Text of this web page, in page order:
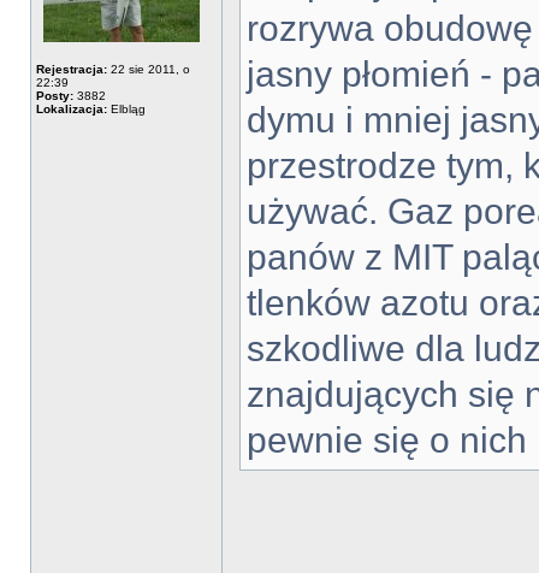
Rejestracja: 22 sie 2011, o
22:39
Posty: 3882
Lokalizacja: Elbląg
rozrywa
jasny płomień -
dymu i mniej
przestrodze tym,
używać. Gaz
panów z MIT
tlenków azotu
szkodliwe dla
znajdujących się
pewnie się o nich